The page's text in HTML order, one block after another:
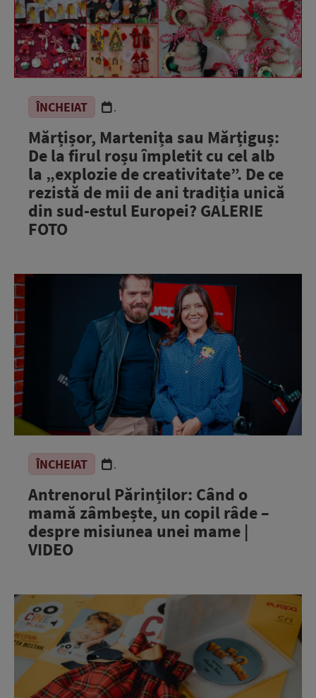
ÎNCHEIAT .
Mărțișor, Martenița sau Mărțiguș:
De la firul roșu împletit cu cel alb
la „explozie de creativitate”. De ce
rezistă de mii de ani tradiția unică
din sud-estul Europei? GALERIE
FOTO
ÎNCHEIAT .
Antrenorul Părinților: Când o
mamă zâmbește, un copil râde –
despre misiunea unei mame |
VIDEO